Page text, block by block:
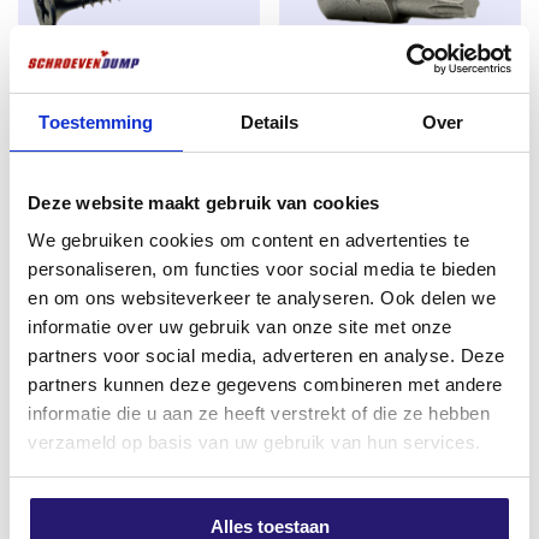
Toestemming Details Over
Deze website maakt gebruik van cookies
We gebruiken cookies om content en advertenties te
personaliseren, om functies voor social media te bieden
en om ons websiteverkeer te analyseren. Ook delen we
informatie over uw gebruik van onze site met onze
partners voor social media, adverteren en analyse. Deze
partners kunnen deze gegevens combineren met andere
informatie die u aan ze heeft verstrekt of die ze hebben
verzameld op basis van uw gebruik van hun services.
Alles toestaan
gezondheid, milieu en consumentenbescherming.
Waar zijn Spaanplaatschroeven geschikt voor?
Schroevendump spaanplaatschroeven zijn perfect toe
te passen in diverse soorten hout voor gebruik
multiplex, plaatmateriaal underlayment. Dé ideale
kwaliteitsschroeven om constructies te maken zoals
voorzetwanden, beplating schroeven, aftimmeringen
en kapconstructies
Torx schroeven heb je in meerdere soorten. Je
hebt Deeldraad en Voldraad. Deeldraad houd in dat
de Schroef voor een deel voorzien is van draad.
De Schroef wordt veel gebruikt voor het aantrekken
van hout verbindingen, denk bijvoorbeeld aan het
monteren, houten planken bevestigen etc. Voldraad
€9,80
excl. BTW:€8,10
Op voorraad
€0,55
excl. BTW:€0,45
Op voorraad
Meest verkocht